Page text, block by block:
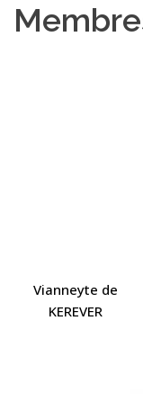
Vianneyte de
KEREVER